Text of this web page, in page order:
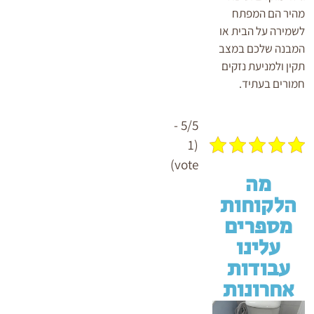
מהיר הם המפתח
לשמירה על הבית או
המבנה שלכם במצב
תקין ולמניעת נזקים
חמורים בעתיד.
5/5 -
(1
vote)
מה
הלקוחות
מספרים
עלינו
עבודות
אחרונות